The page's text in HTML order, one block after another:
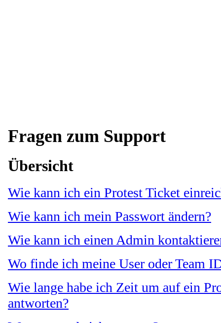
Fragen zum Support
Übersicht
Wie kann ich ein Protest Ticket
Wie kann ich mein Passwort ändern?
Wie kann ich einen Admin
Wo finde ich meine User oder Team
Wie lange habe ich Zeit um auf ein
antworten?